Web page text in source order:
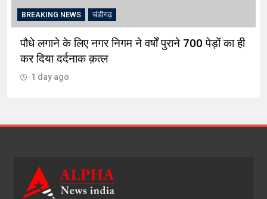
NEWS चंडीगढ़
के लिए नगर निगम ने वर्षों पुराने 700 पेड़ों का ही
दर्दनाक क़त्ल
ago
इश्क